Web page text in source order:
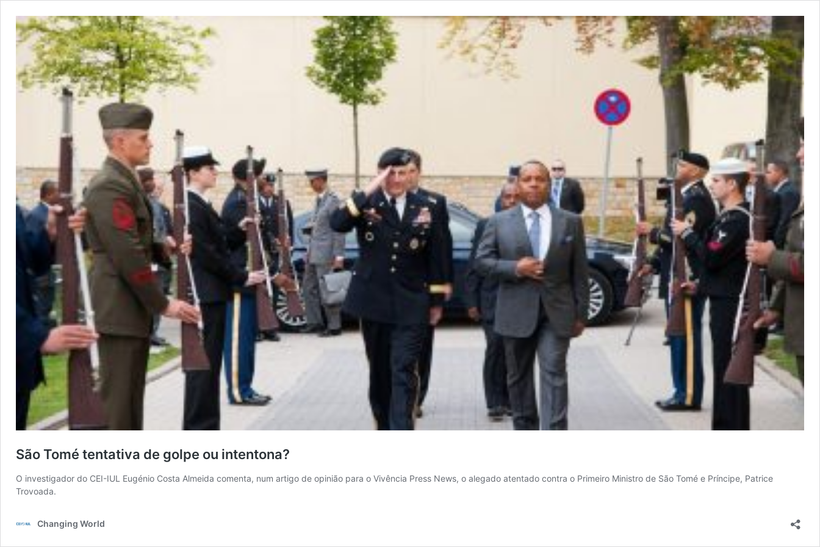
São Tomé tentativa de golpe ou intentona?
O investigador do CEI-IUL Eugénio Costa Almeida comenta, num artigo de opinião para o Vivência Press News, o alegado atentado contra o Primeiro Ministro de São Tomé e Príncipe, Patrice
Trovoada.
Changing World